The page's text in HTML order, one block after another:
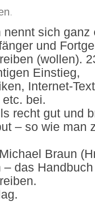
.
nennt sich
und
(wollen).
Einstieg,
Internet-
bei.
recht gut und
– so wie man
Braun
– das